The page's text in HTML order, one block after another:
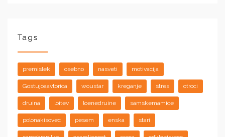
Tags
premislek osebno nasveti motivacija
Gostujoaavtorica woustar kreganje stres otroci
druina loitev loenedruine samskemamice
polonakisovec pesem enska stari